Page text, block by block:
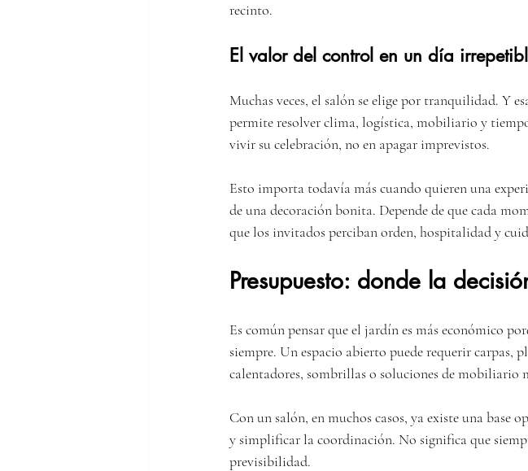
recinto.
El valor del control en un día
Muchas veces, el salón se elige por tranquilidad. Y
permite resolver clima, logística, mobiliario y
vivir su celebración, no en apagar imprevistos.
Esto importa todavía más cuando quieren una
de una decoración bonita. Depende de que cada
que los invitados perciban orden, hospitalidad y
Presupuesto: donde la
Es común pensar que el jardín es más económico
siempre. Un espacio abierto puede requerir carpas,
calentadores, sombrillas o soluciones de mobiliario
Con un salón, en muchos casos, ya existe una base
y simplificar la coordinación. No significa que
previsibilidad.